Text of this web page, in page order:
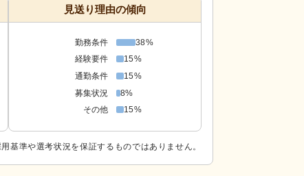
見送り理由の傾向
勤務条件
38%
経験要件
15%
通勤条件
15%
募集状況
8%
その他
15%
基準や選考状況を保証するものではありません。